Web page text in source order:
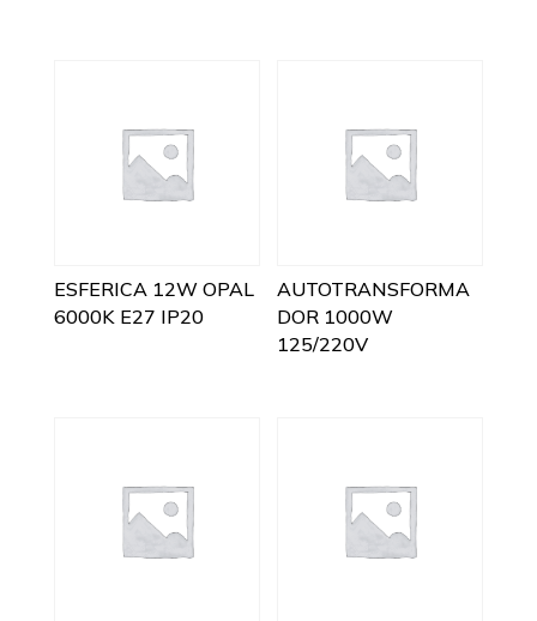
ESFERICA 12W OPAL
6000K E27 IP20
AUTOTRANSFORMA
DOR 1000W
125/220V